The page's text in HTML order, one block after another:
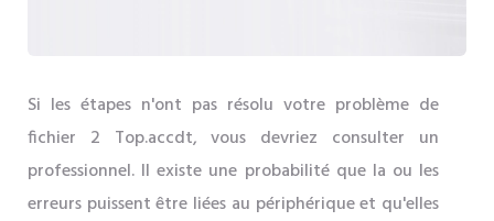
Si les étapes n'ont pas résolu votre problème de
fichier 2 Top.accdt, vous devriez consulter un
professionnel. Il existe une probabilité que la ou les
erreurs puissent être liées au périphérique et qu'elles